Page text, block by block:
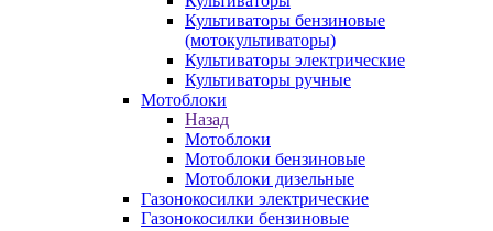
Культиваторы бензиновые
(мотокультиваторы)
Культиваторы электрические
Культиваторы ручные
Мотоблоки
Назад
Мотоблоки
Мотоблоки бензиновые
Мотоблоки дизельные
Газонокосилки электрические
Газонокосилки бензиновые